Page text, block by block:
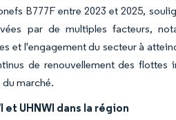
B777F entre 2023 et 2025,
par de multiples facteurs,
et l'engagement du secteur à
de renouvellement des flottes
marché.
et UHNWI dans la région